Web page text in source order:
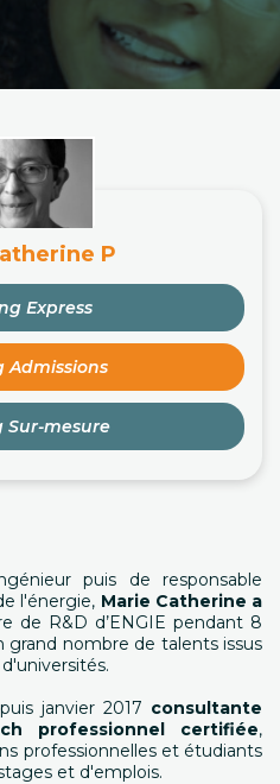
P
Express
Admissions
Sur-mesure
puis de responsable
l'énergie, Marie Catherine a
de R&D d’ENGIE pendant 8
grand nombre de talents issus
janvier 2017 consultante
professionnel certifiée,
professionnelles et étudiants
et d'emplois.